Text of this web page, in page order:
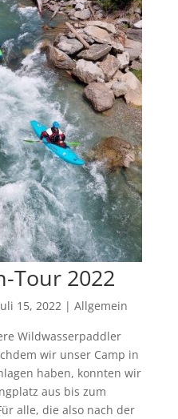
Tour 2022
15, 2022| Allgemein
Wildwasserpaddler
wir unser Camp in
haben, konnten wir
aus bis zum
alle, die also nach der